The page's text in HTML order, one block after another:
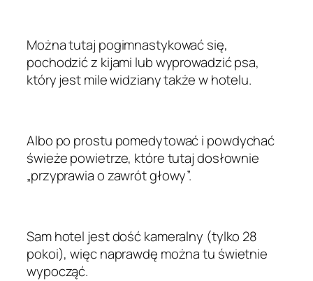
Można tutaj pogimnastykować się,
pochodzić z kijami lub wyprowadzić psa,
który jest mile widziany także w hotelu.
Albo po prostu pomedytować i powdychać
świeże powietrze, które tutaj dosłownie
„przyprawia o zawrót głowy”.
Sam hotel jest dość kameralny (tylko 28
pokoi), więc naprawdę można tu świetnie
wypocząć.